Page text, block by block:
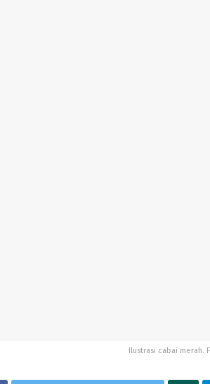
Ilustrasi cabai merah.